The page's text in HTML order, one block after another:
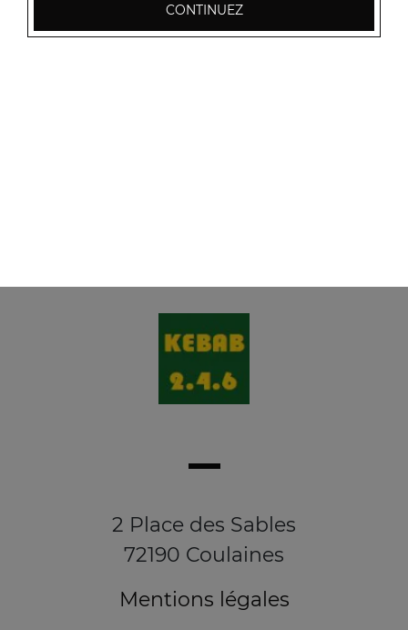
2 Place des Sables
72190 Coulaines
Mentions légales
CONTINUEZ